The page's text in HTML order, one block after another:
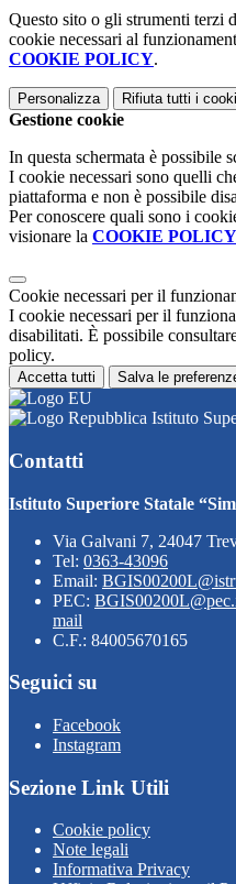
Questo sito o gli strumenti terzi
cookie necessari al
COOKIE POLICY.
Personalizza Rifiuta tutti i
Gestione cookie
In questa schermata è possibile
I cookie necessari sono quelli
piattaforma e non è possibile
Per conoscere quali sono i
visionare la COOKIE POLICY
Cookie necessari per il
I cookie necessari per il
disabilitati. È possibile
policy.
Accetta tutti Salva le
Istituto
Contatti
Istituto Superiore Statale
Via Galvani 7, 24047
Tel: 0363-43096
Email:
PEC:
mail
C.F.: 84005670165
Seguici su
Facebook
Instagram
Sezione Link Utili
Cookie policy
Note legali
Informativa Privacy